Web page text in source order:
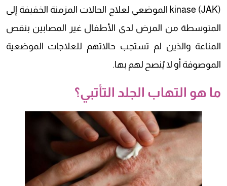
kinase (JAK) الموضعي لعلاج الحالات المزمنة الخفيفة إلى
المتوسطة من المرض لدى الأطفال غير المصابين بنقص
المناعة والذين لم تستجب حالاتهم للعلاجات الموضعية
الموصوفة أو لا يُنصح لهم بها.
ما هو التهاب الجلد التأتبي؟